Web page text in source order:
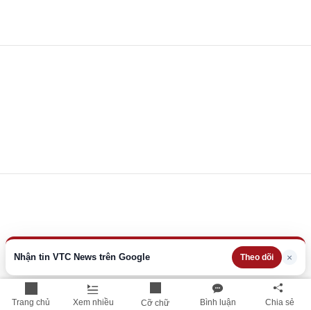
Trang chủ Xem nhiều Cỡ chữ Bình luận Chia sẻ
Nhận tin VTC News trên Google Theo dõi ×